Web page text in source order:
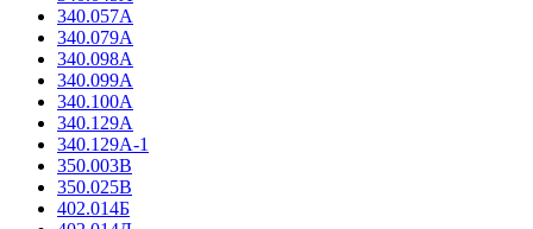
340.057А
340.079А
340.098А
340.099А
340.100А
340.129А
340.129А-1
350.003В
350.025В
402.014Б